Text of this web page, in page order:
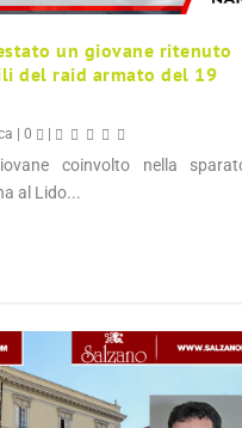
un giovane ritenuto
del raid armato del 19
0
coinvolto nella
al Lido...